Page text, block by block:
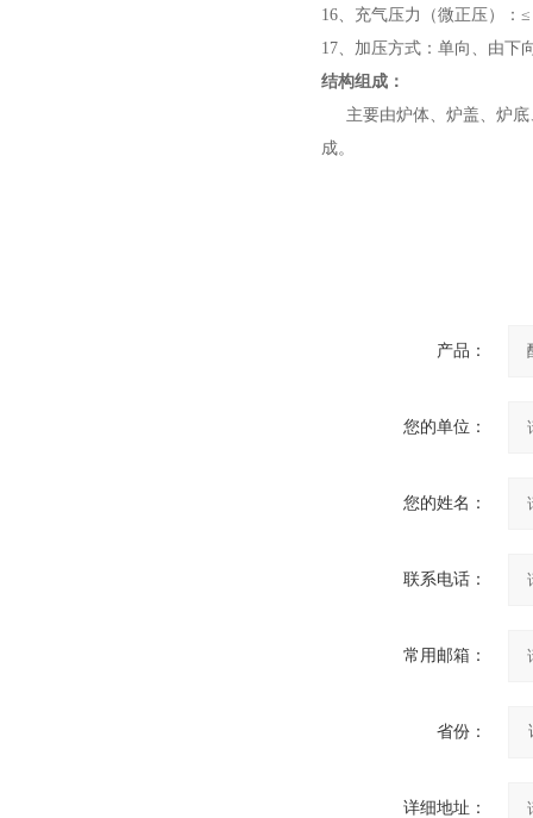
16、充气压力（微正压）：≤
17、加压方式：单向、由下
结构组成：
主要由炉体、炉盖、炉
成。
产品：
您的单位：
您的姓名：
联系电话：
常用邮箱：
省份：
详细地址：